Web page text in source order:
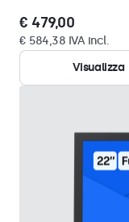
€ 479,00
€ 584,38 IVA incl.
Visualizza